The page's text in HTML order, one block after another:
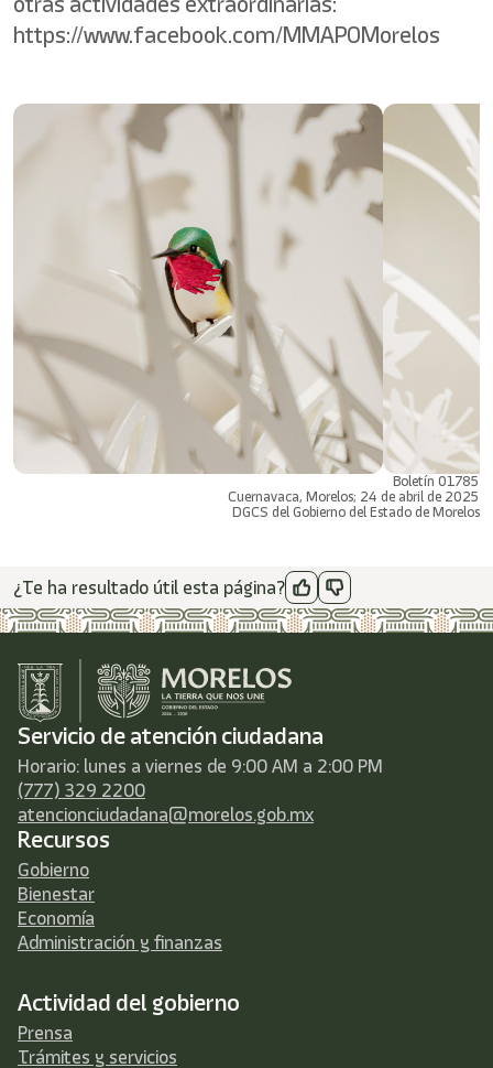
https://www.facebook.com/MMAPOMorelos
Boletín 01785
Cuernavaca, Morelos; 24 de abril de 2025
DGCS del Gobierno del Estado de Morelos
¿Te ha resultado útil esta página?
Servicio de atención ciudadana
Horario: lunes a viernes de 9:00 AM a 2:00 PM
(777) 329 2200
atencionciudadana@morelos.gob.mx
Recursos
Gobierno
Bienestar
Economía
Administración y finanzas
Actividad del gobierno
Prensa
Trámites y servicios